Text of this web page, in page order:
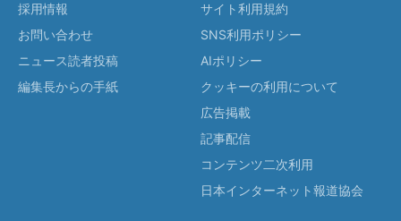
採用情報
お問い合わせ
ニュース読者投稿
編集長からの手紙
サイト利用規約
SNS利用ポリシー
AIポリシー
クッキーの利用について
広告掲載
記事配信
コンテンツ二次利用
日本インターネット報道協会